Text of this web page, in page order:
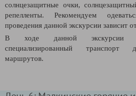
солнцезащитные очки,
репелленты. Рекомендуем
проведения данной экскурсии зависит
В ходе данной экскурсии
специализированный транспорт
маршрутов.